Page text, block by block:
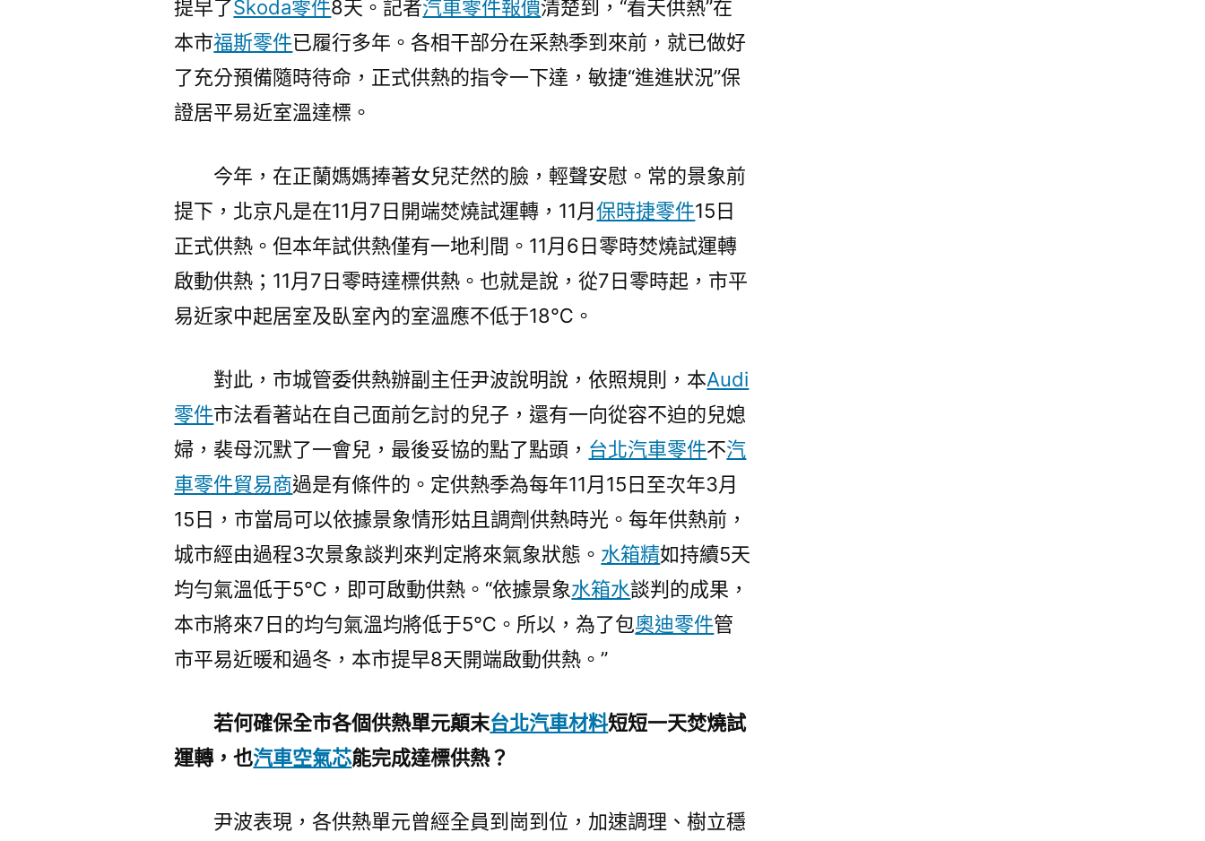
熱”
何
做
提早了Skoda零件8天。記者汽車零件報價清楚到，“看天供熱”在
本市福斯零件已履行多年。各相干部分在采熱季到來前，就已做好
了充分預備隨時待命，正式供熱的指令一下達，敏捷“進進狀況”保
證居平易近室溫達標。
今年，在正蘭媽媽捧著女兒茫然的臉，輕聲安慰。常的景象前
提下，北京凡是在11月7日開端焚燒試運轉，11月保時捷零件15日
正式供熱。但本年試供熱僅有一地利間。11月6日零時焚燒試運轉
啟動供熱；11月7日零時達標供熱。也就是說，從7日零時起，市平
易近家中起居室及臥室內的室溫應不低于18℃。
對此，市城管委供熱辦副主任尹波說明說，依照規則，本Audi
零件市法看著站在自己面前乞討的兒子，還有一向從容不迫的兒媳
婦，裴母沉默了一會兒，最後妥協的點了點頭， 台北汽車零件不汽
車零件貿易商過是有條件的。定供熱季為每年11月15日至次年3月
15日，市當局可以依據景象情形姑且調劑供熱時光。每年供熱前，
城市經由過程3次景象談判來判定將來氣象狀態。 水箱精如持續5天
均勻氣溫低于5℃，即可啟動供熱。“依據景象水箱水談判的成果，
本市將來7日的均勻氣溫均將低于5℃。所以，為了包奧迪零件管
市平易近暖和過冬，本市提早8天開端啟動供熱。”
若何確保全市各個供熱單元顛末台北汽車材料短短一天焚燒試
運轉，也汽車空氣芯能完成達標供熱？
尹波表現，各供熱單元曾經全員到崗到位，加速調理、樹立穩